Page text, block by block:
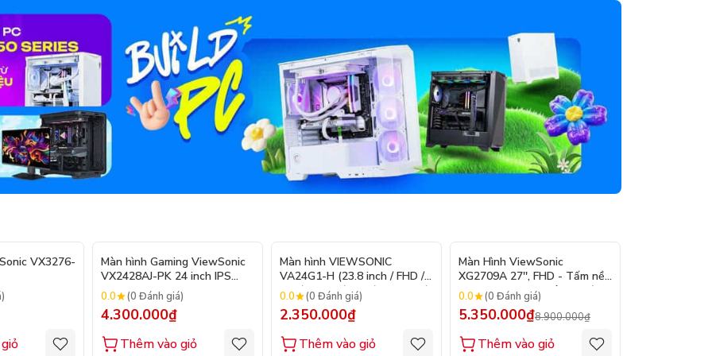
VX3276-
Màn hình Gaming ViewSonic
VX2428AJ-PK 24 inch IPS
240Hz Gsync
0.0 (0 Đánh giá)
4.300.000₫
Thêm vào giỏ
Màn hình VIEWSONIC
VA24G1-H (23.8 inch / FHD /
IPS / 144Hz / 1ms / 400 nits /
HDMI)
0.0 (0 Đánh giá)
2.350.000₫
Thêm vào giỏ
Màn Hình ViewSonic
XG2709A 27'', FHD - Tấm nền
IPS, 240Hz, 1ms (Hàng Chính
Hãng)
0.0 (0 Đánh giá)
5.350.000₫8.900.000₫
Thêm vào giỏ